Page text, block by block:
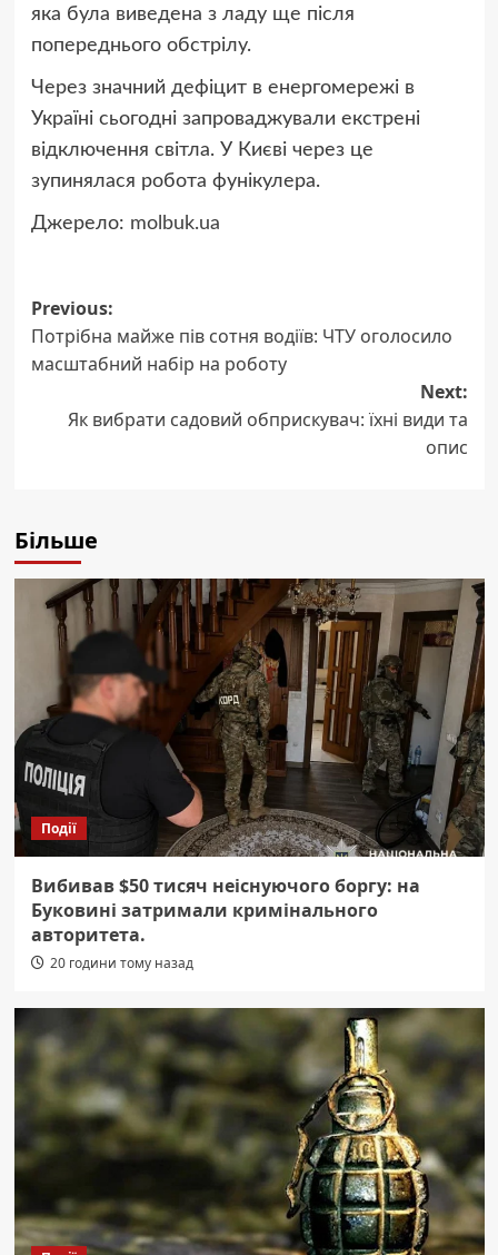
яка була виведена з ладу ще після
попереднього обстрілу.
Через значний дефіцит в енергомережі в
Україні сьогодні запроваджували екстрені
відключення світла. У Києві через це
зупинялася робота фунікулера.
Джерело: molbuk.ua
Post
navigation
Previous:
Потрібна майже пів сотня водіїв: ЧТУ оголосило
масштабний набір на роботу
Next:
Як вибрати садовий обприскувач: їхні види та
опис
Більше
Події
Вибивав $50 тисяч неіснуючого боргу: на
Буковині затримали кримінального
авторитета.
20 години тому назад